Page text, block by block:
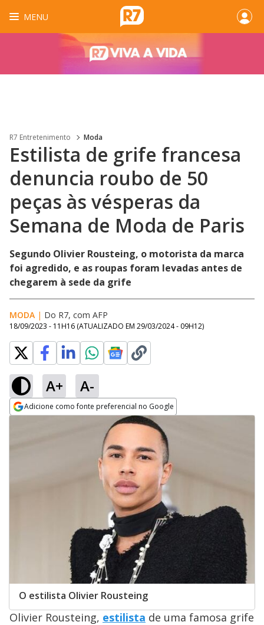
MENU
R7 Entretenimento Moda
Estilista de grife francesa
denuncia roubo de 50
peças às vésperas da
Semana de Moda de Paris
Segundo Olivier Rousteing, o motorista da marca
foi agredido, e as roupas foram levadas antes de
chegarem à sede da grife
MODA | Do R7, com AFP
18/09/2023 - 11H16 (ATUALIZADO EM 29/03/2024 - 09H12)
A+ A-
Adicione como fonte preferencial no Google
O estilista Olivier Rousteing
Olivier Rousteing, estilista de uma famosa grife